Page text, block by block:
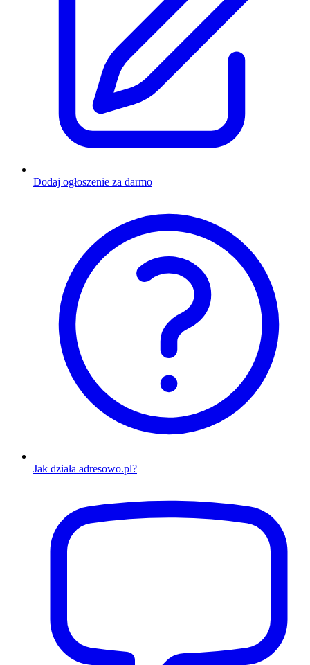
Dodaj ogłoszenie za darmo
Jak działa adresowo.pl?